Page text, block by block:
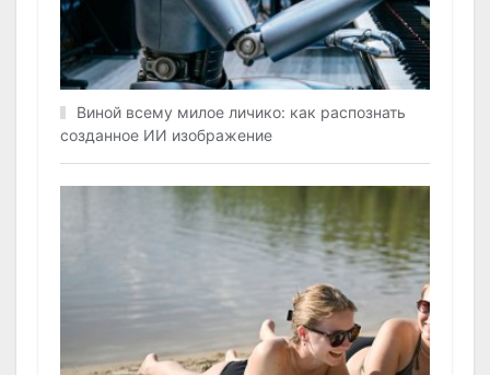
Виной всему милое личико: как распознать
созданное ИИ изображение